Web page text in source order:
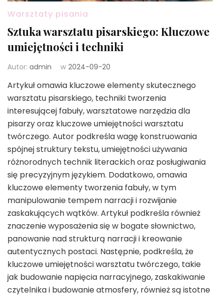
Warsztaty pisania
Sztuka warsztatu pisarskiego: Kluczowe
umiejętności i techniki
Autor: admin w 2024-09-20
Artykuł omawia kluczowe elementy skutecznego
warsztatu pisarskiego, techniki tworzenia
interesującej fabuły, warsztatowe narzędzia dla
pisarzy oraz kluczowe umiejętności warsztatu
twórczego. Autor podkreśla wagę konstruowania
spójnej struktury tekstu, umiejętności używania
różnorodnych technik literackich oraz posługiwania
się precyzyjnym językiem. Dodatkowo, omawia
kluczowe elementy tworzenia fabuły, w tym
manipulowanie tempem narracji i rozwijanie
zaskakujących wątków. Artykuł podkreśla również
znaczenie wyposażenia się w bogate słownictwo,
panowanie nad strukturą narracji i kreowanie
autentycznych postaci. Następnie, podkreśla, że
kluczowe umiejętności warsztatu twórczego, takie
jak budowanie napięcia narracyjnego, zaskakiwanie
czytelnika i budowanie atmosfery, również są istotne